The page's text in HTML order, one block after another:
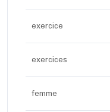
exercice
exercices
femme